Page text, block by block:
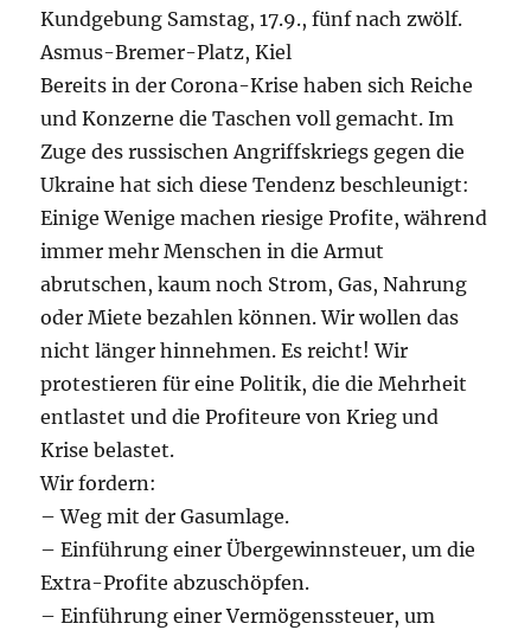
Kundgebung Samstag, 17.9., fünf nach zwölf.
Asmus-Bremer-Platz, Kiel
Bereits in der Corona-Krise haben sich Reiche
und Konzerne die Taschen voll gemacht. Im
Zuge des russischen Angriffskriegs gegen die
Ukraine hat sich diese Tendenz beschleunigt:
Einige Wenige machen riesige Profite, während
immer mehr Menschen in die Armut
abrutschen, kaum noch Strom, Gas, Nahrung
oder Miete bezahlen können. Wir wollen das
nicht länger hinnehmen. Es reicht! Wir
protestieren für eine Politik, die die Mehrheit
entlastet und die Profiteure von Krieg und
Krise belastet.
Wir fordern:
– Weg mit der Gasumlage.
– Einführung einer Übergewinnsteuer, um die
Extra-Profite abzuschöpfen.
– Einführung einer Vermögenssteuer, um